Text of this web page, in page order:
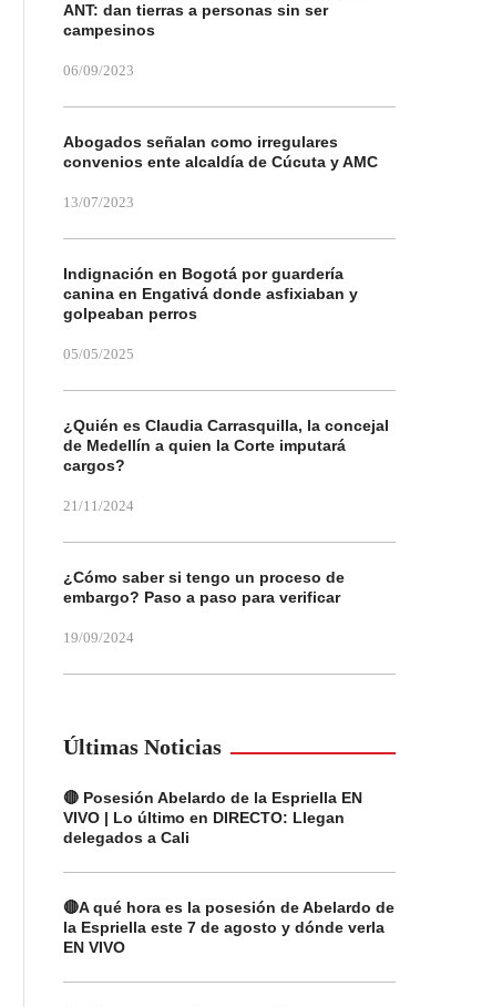
ANT: dan tierras a personas sin ser
campesinos
06/09/2023
Abogados señalan como irregulares
convenios ente alcaldía de Cúcuta y AMC
13/07/2023
Indignación en Bogotá por guardería
canina en Engativá donde asfixiaban y
golpeaban perros
05/05/2025
¿Quién es Claudia Carrasquilla, la concejal
de Medellín a quien la Corte imputará
cargos?
21/11/2024
¿Cómo saber si tengo un proceso de
embargo? Paso a paso para verificar
19/09/2024
Últimas Noticias
🔴 Posesión Abelardo de la Espriella EN
VIVO | Lo último en DIRECTO: Llegan
delegados a Cali
🔴A qué hora es la posesión de Abelardo de
la Espriella este 7 de agosto y dónde verla
EN VIVO